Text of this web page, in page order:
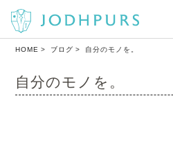
HOME ブログ 自分のモノを。
自分のモノを。